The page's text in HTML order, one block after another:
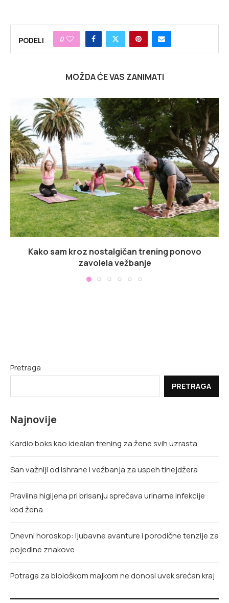
PODELI 0
MOŽDA ĆE VAS ZANIMATI
Kako sam kroz nostalgičan trening ponovo
zavolela vežbanje
Pretraga
PRETRAGA
Najnovije
Kardio boks kao idealan trening za žene svih uzrasta
San važniji od ishrane i vežbanja za uspeh tinejdžera
Pravilna higijena pri brisanju sprečava urinarne infekcije
kod žena
Dnevni horoskop: ljubavne avanture i porodične tenzije za
pojedine znakove
Potraga za biološkom majkom ne donosi uvek srećan kraj